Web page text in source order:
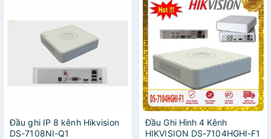
Đầu ghi IP 8 kênh Hikvision
DS-7108NI-Q1
Đầu Ghi Hình 4 Kênh
HIKVISION DS-7104HGHI-F1